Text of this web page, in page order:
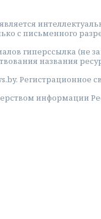
с письменного
гиперссылка (не
названия
Регистрационное
информации